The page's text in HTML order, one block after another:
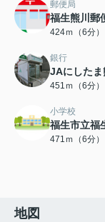
郵便局
福生熊川郵
424ｍ（6分）
銀行
JAにしたま
451ｍ（6分）
小学校
福生市立福
471ｍ（6分）
地図